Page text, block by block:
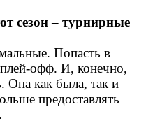
сезон – турнирные
Попасть в
плей-офф. И, конечно,
Она как была, так и
предоставлять